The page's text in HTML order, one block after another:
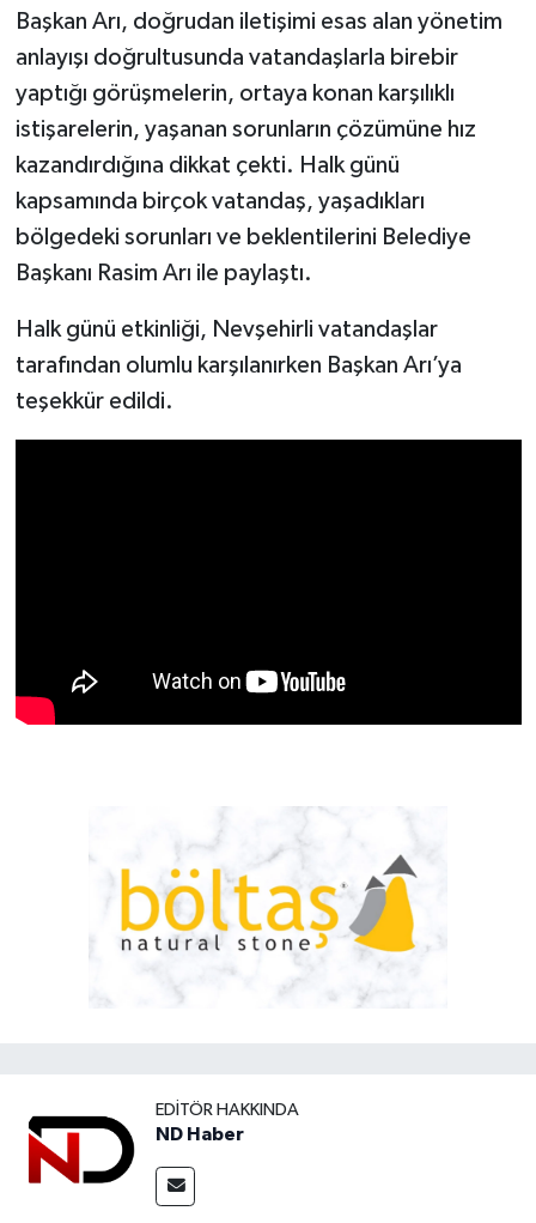
Başkan Arı, doğrudan iletişimi esas alan yönetim
anlayışı doğrultusunda vatandaşlarla birebir
yaptığı görüşmelerin, ortaya konan karşılıklı
istişarelerin, yaşanan sorunların çözümüne hız
kazandırdığına dikkat çekti. Halk günü
kapsamında birçok vatandaş, yaşadıkları
bölgedeki sorunları ve beklentilerini Belediye
Başkanı Rasim Arı ile paylaştı.
Halk günü etkinliği, Nevşehirli vatandaşlar
tarafından olumlu karşılanırken Başkan Arı’ya
teşekkür edildi.
EDITÖR HAKKINDA
ND Haber